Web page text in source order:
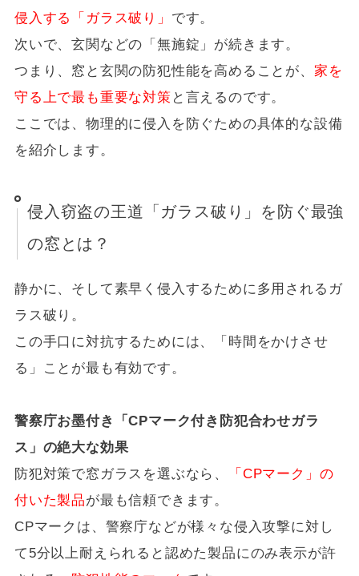
侵入する「ガラス破り」 です。
次いで、玄関などの「無施錠」が続きます。
つまり、窓と玄関の防犯性能を高めることが、 家を
守る上で最も重要な対策 と言えるのです。
ここでは、物理的に侵入を防ぐための具体的な設備
を紹介します。
侵入窃盗の王道「ガラス破り」を防ぐ最強
の窓とは？
静かに、そして素早く侵入するために多用されるガ
ラス破り。
この手口に対抗するためには、「時間をかけさせ
る」ことが最も有効です。
警察庁お墨付き「CPマーク付き防犯合わせガラ
ス」の絶大な効果
防犯対策で窓ガラスを選ぶなら、
「CPマーク」の
付いた製品が最も信頼できます。
CPマークは、警察庁などが様々な侵入攻撃に対し
て5分以上耐えられると認めた製品にのみ表示が許